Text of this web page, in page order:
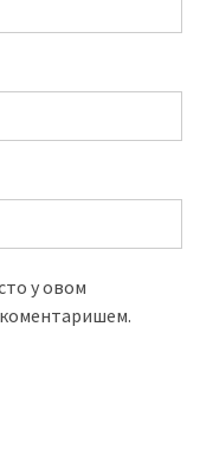
у овом
коментаришем.